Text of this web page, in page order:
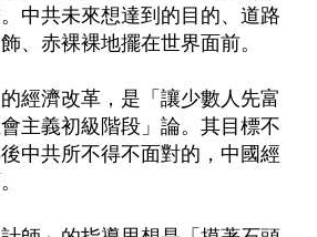
中共未來想達到的目的、道路
、赤裸裸地擺在世界面前。
經濟改革，是「讓少數人先富
主義初級階段」論。其目標不
中共所不得不面對的，中國經